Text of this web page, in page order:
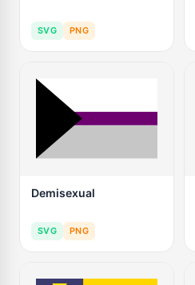
SVG PNG
Demisexual
SVG PNG